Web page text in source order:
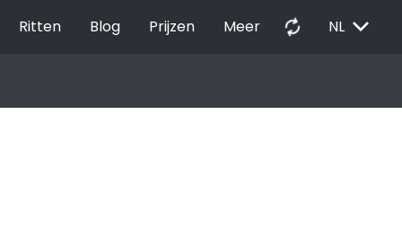
Ritten Blog Prijzen Meer autorenew NL EXPAND_MORE